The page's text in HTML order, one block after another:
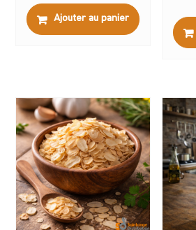
Ajouter au panier